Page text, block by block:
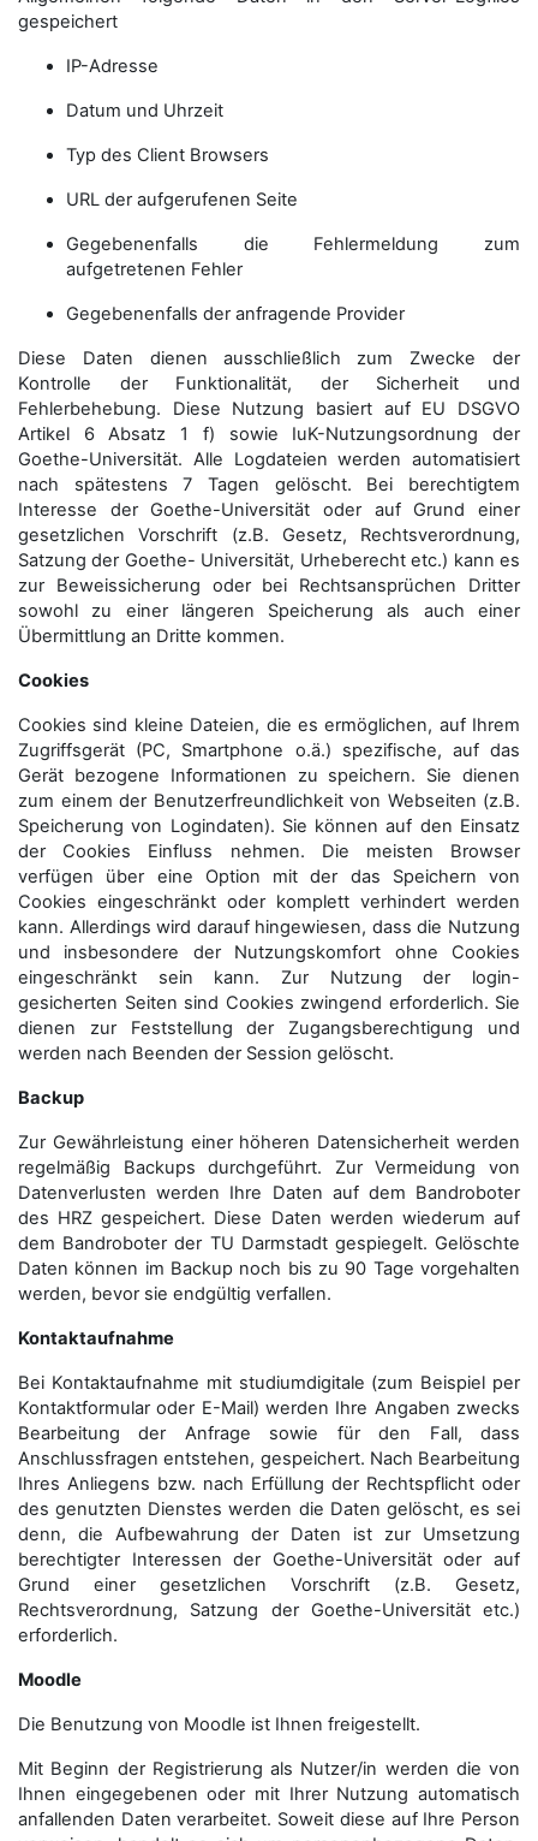
gespeichert
IP-Adresse
Datum und Uhrzeit
Typ des Client Browsers
URL der aufgerufenen Seite
Gegebenenfalls die Fehlermeldung zum
aufgetretenen Fehler
Gegebenenfalls der anfragende Provider
Diese Daten dienen ausschließlich zum Zwecke der
Kontrolle der Funktionalität, der Sicherheit und
Fehlerbehebung. Diese Nutzung basiert auf EU DSGVO
Artikel 6 Absatz 1 f) sowie IuK-Nutzungsordnung der
Goethe-Universität. Alle Logdateien werden auto­matisiert
nach spätestens 7 Tagen gelöscht. Bei berechtigtem
Interesse der Goethe-Universität oder auf Grund einer
gesetzlichen Vorschrift (z.B. Gesetz, Rechtsverordnung,
Satzung der Goethe- Universität, Urheberecht etc.) kann es
zur Beweissicherung oder bei Rechtsansprüchen Dritter
sowohl zu einer längeren Speicherung als auch einer
Übermittlung an Dritte kommen.
Cookies
Cookies sind kleine Dateien, die es ermöglichen, auf Ihrem
Zugriffsgerät (PC, Smartphone o.ä.) spezifische, auf das
Gerät bezogene Informationen zu speichern. Sie dienen
zum einem der Benutzerfreundlichkeit von Webseiten (z.B.
Speicherung von Logindaten). Sie können auf den Einsatz
der Cookies Einfluss nehmen. Die meisten Browser
verfügen über eine Option mit der das Speichern von
Cookies eingeschränkt oder komplett verhindert werden
kann. Allerdings wird darauf hingewiesen, dass die Nutzung
und insbesondere der Nutzungskomfort ohne Cookies
eingeschränkt sein kann. Zur Nutzung der login-
gesicherten Seiten sind Cookies zwingend erforderlich. Sie
dienen zur Feststellung der Zugangs­berechtigung und
werden nach Beenden der Session gelöscht.
Backup
Zur Gewährleistung einer höheren Datensicherheit werden
regelmäßig Backups durchgeführt. Zur Vermeidung von
Datenverlusten werden Ihre Daten auf dem Bandroboter
des HRZ gespeichert. Diese Daten werden wiederum auf
dem Bandroboter der TU Darmstadt gespiegelt. Gelöschte
Daten können im Backup noch bis zu 90 Tage vorgehalten
werden, bevor sie endgültig verfallen.
Kontaktaufnahme
Bei Kontaktaufnahme mit studiumdigitale (zum Beispiel per
Kontaktformular oder E-Mail) werden Ihre Angaben zwecks
Bearbeitung der Anfrage sowie für den Fall, dass
Anschluss­fragen entstehen, gespeichert. Nach Bearbeitung
Ihres Anliegens bzw. nach Erfüllung der Rechtspflicht oder
des genutzten Dienstes werden die Daten gelöscht, es sei
denn, die Aufbewahrung der Daten ist zur Umsetzung
berechtigter Interessen der Goethe-Universität oder auf
Grund einer gesetzlichen Vorschrift (z.B. Gesetz,
Rechtsverordnung, Satzung der Goethe-Universität etc.)
erforderlich.
Moodle
Die Benutzung von Moodle ist Ihnen freigestellt.
Mit Beginn der Registrierung als Nutzer/in werden die von
Ihnen eingegebenen oder mit Ihrer Nutzung automatisch
anfallenden Daten verarbeitet. Soweit diese auf Ihre Person